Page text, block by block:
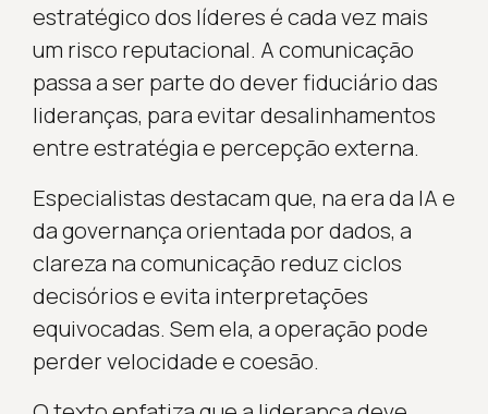
estratégico dos líderes é cada vez mais
um risco reputacional. A comunicação
passa a ser parte do dever fiduciário das
lideranças, para evitar desalinhamentos
entre estratégia e percepção externa.
Especialistas destacam que, na era da IA e
da governança orientada por dados, a
clareza na comunicação reduz ciclos
decisórios e evita interpretações
equivocadas. Sem ela, a operação pode
perder velocidade e coesão.